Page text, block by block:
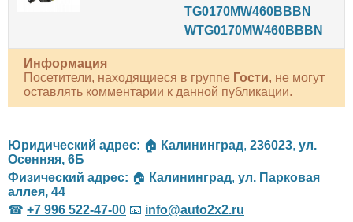
TG0170MW460BBBN
WTG0170MW460BBBN
Информация
Посетители, находящиеся в группе Гости, не могут
оставлять комментарии к данной публикации.
Юридический адрес: 🏠 Калининград, 236023, ул.
Осенняя, 6Б
Физический адрес: 🏠 Калининград, ул. Парковая
аллея, 44
☎ +7 996 522-47-00 📧 info@auto2x2.ru